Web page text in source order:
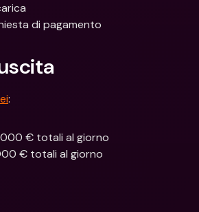
di pagamento
:
€ totali al giorno
€ totali al giorno